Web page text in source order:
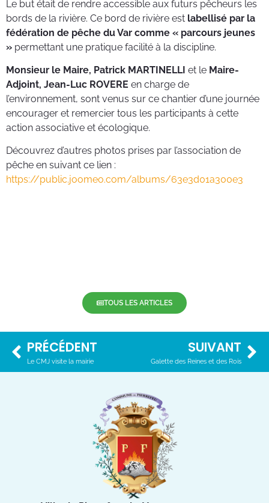
Le but était de rendre accessible aux futurs pêcheurs les
bords de la rivière. Ce bord de rivière est labellisé par la
fédération de pêche du Var comme « parcours jeunes
» permettant une pratique facilité à la discipline.
Monsieur le Maire, Patrick MARTINELLI et le Maire-
Adjoint, Jean-Luc ROVERE en charge de
l’environnement, sont venus sur ce chantier d’une journée
encourager et remercier tous les participants à cette
action associative et écologique.
Découvrez d’autres photos prises par l’association de
pêche en suivant ce lien :
https://public.joomeo.com/albums/63e3d01a300e3
TOUS LES ARTICLES
PRÉCÉDENT
Le CMJ visite la mairie
SUIVANT
Galette des Reines et des Rois